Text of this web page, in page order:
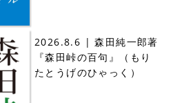
2026.8.6 | 森田純一郎著
『森田峠の百句』（もり
たとうげのひゃっく）